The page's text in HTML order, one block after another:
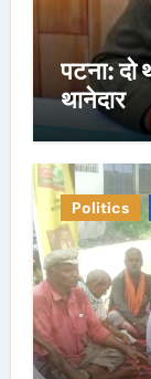
पटना: दो
थानेदार
Politics